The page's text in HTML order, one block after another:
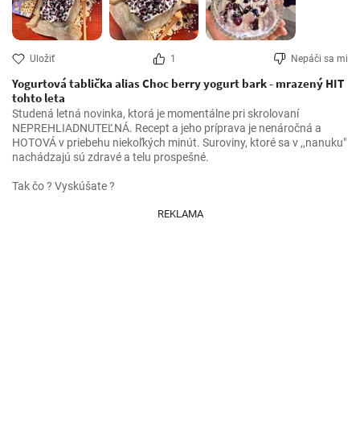
Uložiť 1 Nepáči sa mi
Yogurtová tablička alias Choc berry yogurt bark - mrazený HIT
tohto leta
Studená letná novinka, ktorá je momentálne pri skrolovaní
NEPREHLIADNUTEĽNÁ. Recept a jeho príprava je nenáročná a
HOTOVÁ v priebehu niekoľkých minút. Suroviny, ktoré sa v ,,nanuku"
nachádzajú sú zdravé a telu prospešné.
Tak čo ? Vyskúšate ?
REKLAMA